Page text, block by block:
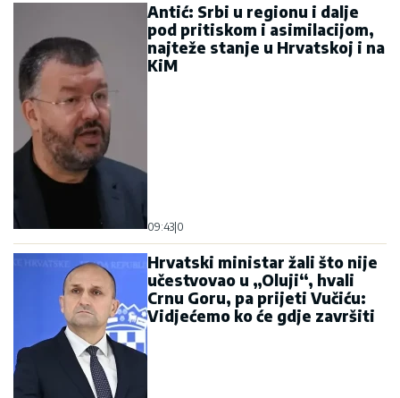
Antić: Srbi u regionu i dalje
pod pritiskom i asimilacijom,
najteže stanje u Hrvatskoj i na
KiM
09:43 0
Hrvatski ministar žali što nije
učestvovao u „Oluji“, hvali
Crnu Goru, pa prijeti Vučiću:
Vidjećemo ko će gdje završiti